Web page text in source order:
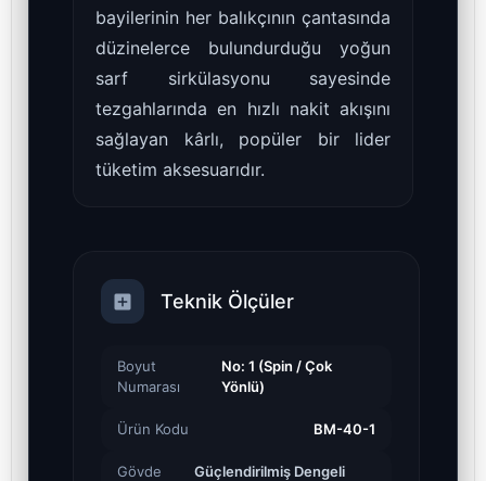
bayilerinin her balıkçının çantasında
düzinelerce bulundurduğu yoğun
sarf sirkülasyonu sayesinde
tezgahlarında en hızlı nakit akışını
sağlayan kârlı, popüler bir lider
tüketim aksesuarıdır.
Teknik Ölçüler
Boyut
Numarası
No: 1 (Spin / Çok
Yönlü)
Ürün Kodu BM-40-1
Gövde
Güçlendirilmiş Dengeli